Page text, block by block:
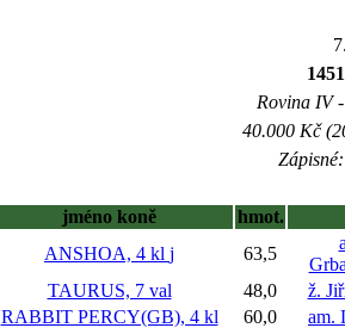
Rovina IV
40.000 Kč
jméno koně
hmot.
ANSHOA, 4 kl j 63,5
TAURUS, 7 val 48,0
ž.
RABBIT PERCY(GB), 4 kl 60,0
am.